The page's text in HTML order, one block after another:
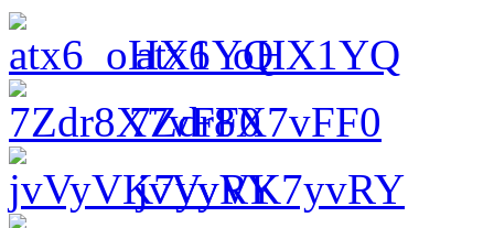
atx6_oHX1YQ
7Zdr8X7vFF0
jvVyVK7yvRY